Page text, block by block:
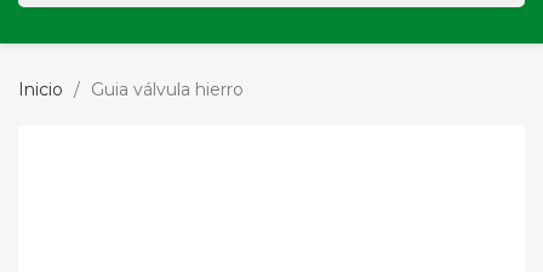
Inicio Guia válvula hierro